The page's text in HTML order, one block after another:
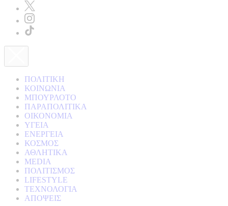
ΠΟΛΙΤΙΚΗ
ΚΟΙΝΩΝΙΑ
ΜΠΟΥΡΛΟΤΟ
ΠΑΡΑΠΟΛΙΤΙΚΑ
ΟΙΚΟΝΟΜΙΑ
ΥΓΕΙΑ
ΕΝΕΡΓΕΙΑ
ΚΟΣΜΟΣ
ΑΘΛΗΤΙΚΑ
MEDIA
ΠΟΛΙΤΙΣΜΟΣ
LIFESTYLE
ΤΕΧΝΟΛΟΓΙΑ
ΑΠΟΨΕΙΣ